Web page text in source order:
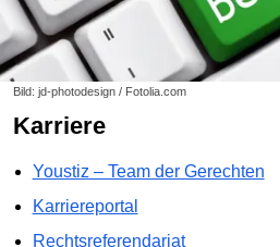
Bild: jd-photodesign / Fotolia.com
Karriere
Youstiz – Team der Gerechten
Karriereportal
Rechtsreferendariat